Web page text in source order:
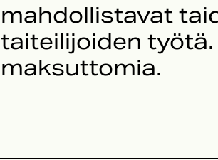
mahdollistavat
taiteilijoiden
maksuttomia.